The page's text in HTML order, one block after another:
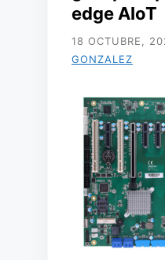
edge AIoT
18 OCTUBRE,
GONZALEZ